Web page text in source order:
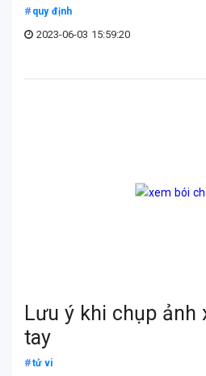
quy định
2023-06-03 15:59:20
Lưu ý khi chụp ảnh
tay
tử vi